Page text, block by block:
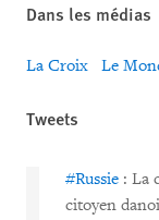
Dans les médias
La Croix Le
Tweets
#Russie : La
citoyen